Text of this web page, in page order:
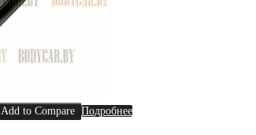
Add to Compare Подробнее